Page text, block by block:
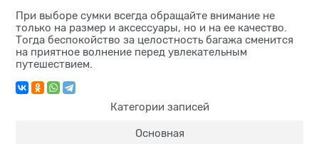
При выборе сумки всегда обращайте внимание не
только на размер и аксессуары, но и на ее качество.
Тогда беспокойство за целостность багажа сменится
на приятное волнение перед увлекательным
путешествием.
Категории записей
Основная